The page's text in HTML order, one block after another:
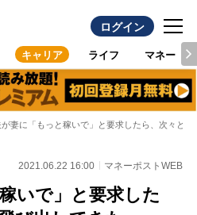
ログイン
キャリア ライフ マネー
が妻に「もっと稼いで」と要求したら、次々と
2021.06.22 16:00 マネーポストWEB
いで」と要求した